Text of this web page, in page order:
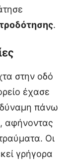
.
στην οδό
έχασε
πάνω
, αφήνοντας
Οι
γρήγορα